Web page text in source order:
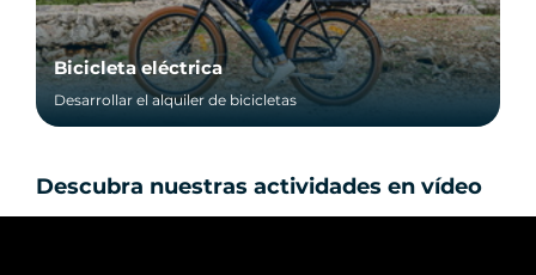
Bicicleta eléctrica
Desarrollar el alquiler de bicicletas
Descubra nuestras actividades en vídeo